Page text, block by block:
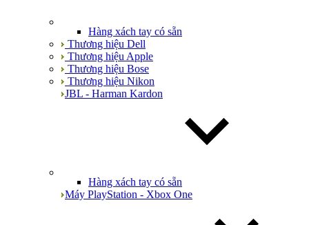
Hàng xách tay có sẵn
Thương hiệu Dell
Thương hiệu Apple
Thương hiệu Bose
Thương hiệu Nikon
JBL - Harman Kardon
Hàng xách tay có sẵn
Máy PlayStation - Xbox One